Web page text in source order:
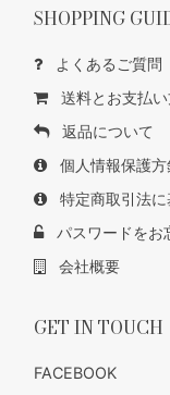
SHOPPING
よくあるご質問
送料とお支払
返品について
個人情報保護
特定商取引法
パスワードをお
会社概要
GET IN TOUCH
FACEBOOK